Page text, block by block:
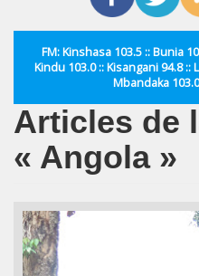
FM: Kinshasa 103.5 :: Bunia
Kindu 103.0 :: Kisangani 94.8 ::
Mbandaka
Articles de
« Angola »